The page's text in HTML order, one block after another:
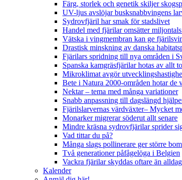
Färg, storlek och genetik skiljer
UV-ljus avslöjar busksnabbvingens
Sydrovfjäril har smak för stadslivet
Handel med fjärilar omsätter
Vätska i vingmembran kan ge
Drastisk minskning av danska
Fjärilars spridning till nya områden i
Spanska kamgräsfjärilar hotas av allt
Mikroklimat avgör
Bete i Natura 2000-områden hotar de
Nektar – tema med många variationer
Snabb anpassning till dagslängd
Fjärilslarvernas värdväxter– Mycket
Monarker migrerar söderut allt senare
Mindre kräsna sydrovfjärilar sprider
Vad tittar du på?
Många slags pollinerare ger större
Två generationer påfågelöga i Belgien
Vackra fjärilar skyddas oftare än
Kalender